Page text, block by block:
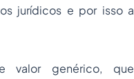
jurídicos e por isso a
valor genérico, que